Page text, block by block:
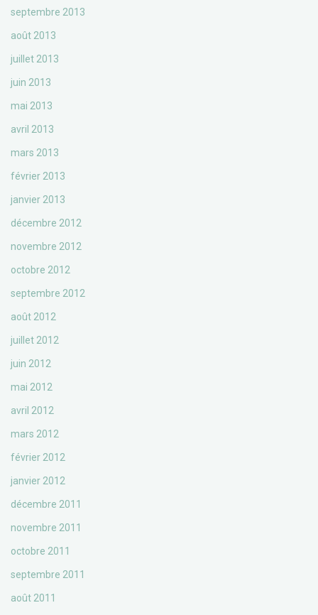
septembre 2013
août 2013
juillet 2013
juin 2013
mai 2013
avril 2013
mars 2013
février 2013
janvier 2013
décembre 2012
novembre 2012
octobre 2012
septembre 2012
août 2012
juillet 2012
juin 2012
mai 2012
avril 2012
mars 2012
février 2012
janvier 2012
décembre 2011
novembre 2011
octobre 2011
septembre 2011
août 2011